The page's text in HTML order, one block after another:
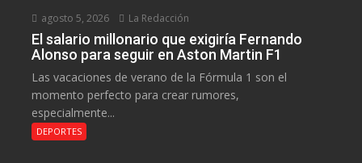
agosto 5, 2026 La Redacción
El salario millonario que exigiría Fernando
Alonso para seguir en Aston Martin F1
Las vacaciones de verano de la Fórmula 1 son el
momento perfecto para crear rumores,
especialmente...
DEPORTES